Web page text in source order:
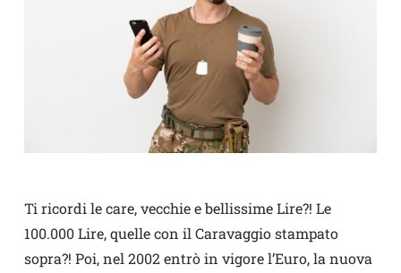
Ti ricordi le care, vecchie e bellissime Lire?! Le
100.000 Lire, quelle con il Caravaggio stampato
sopra?! Poi, nel 2002 entrò in vigore l’Euro, la nuova